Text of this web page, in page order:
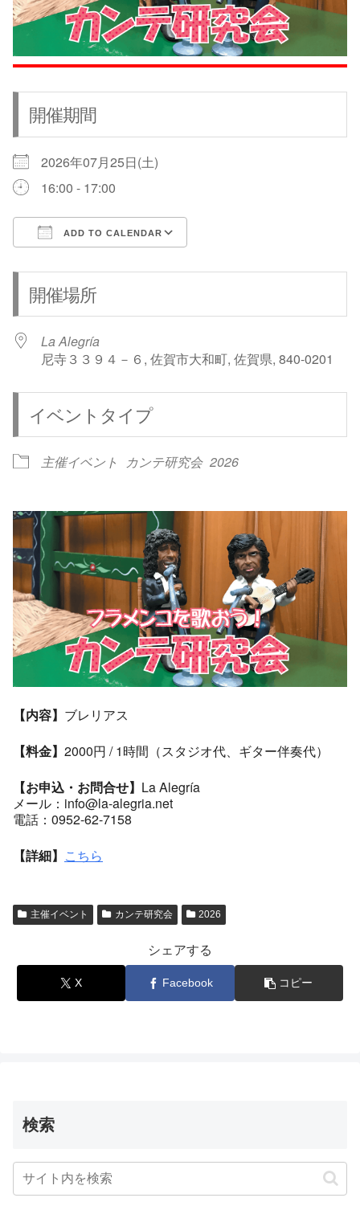
開催期間
2026年07月25日(土)
16:00 - 17:00
ADD TO CALENDAR
開催場所
La Alegría
尼寺３３９４－６, 佐賀市大和町, 佐賀県, 840-0201
イベントタイプ
主催イベント カンテ研究会 2026
【内容】 ブレリアス
【料金】 2000円 / 1時間（スタジオ代、ギター伴奏代）
【お申込・お問合せ】 La Alegría
メール：info@la-alegria.net
電話：0952-62-7158
【詳細】 こちら
主催イベント カンテ研究会 2026
シェアする
X Facebook コピー
検索